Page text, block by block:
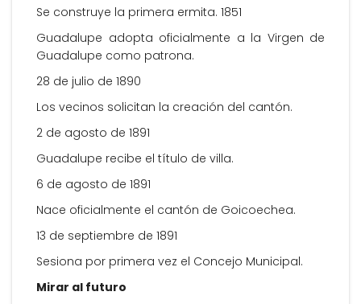
Se construye la primera ermita. 1851
Guadalupe adopta oficialmente a la Virgen de
Guadalupe como patrona.
28 de julio de 1890
Los vecinos solicitan la creación del cantón.
2 de agosto de 1891
Guadalupe recibe el título de villa.
6 de agosto de 1891
Nace oficialmente el cantón de Goicoechea.
13 de septiembre de 1891
Sesiona por primera vez el Concejo Municipal.
Mirar al futuro